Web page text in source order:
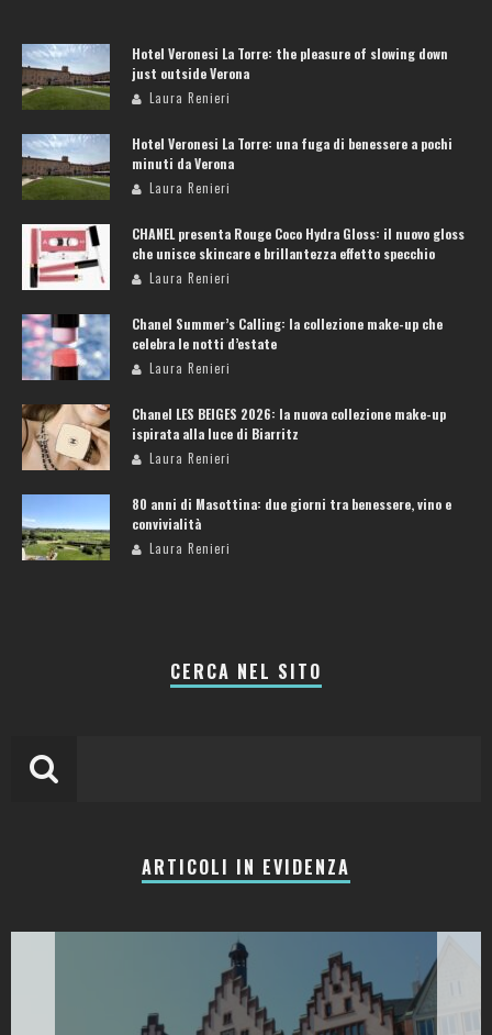
Hotel Veronesi La Torre: the pleasure of slowing down
just outside Verona
Laura Renieri
Hotel Veronesi La Torre: una fuga di benessere a pochi
minuti da Verona
Laura Renieri
CHANEL presenta Rouge Coco Hydra Gloss: il nuovo gloss
che unisce skincare e brillantezza effetto specchio
Laura Renieri
Chanel Summer’s Calling: la collezione make-up che
celebra le notti d’estate
Laura Renieri
Chanel LES BEIGES 2026: la nuova collezione make-up
ispirata alla luce di Biarritz
Laura Renieri
80 anni di Masottina: due giorni tra benessere, vino e
convivialità
Laura Renieri
CERCA NEL SITO
ARTICOLI IN EVIDENZA